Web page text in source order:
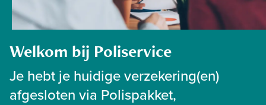
Welkom bij Poliservice
Je hebt je huidige verzekering(en)
afgesloten via Polispakket,